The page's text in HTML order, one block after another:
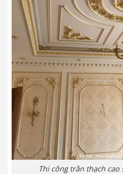
Thi công trần thạch cao